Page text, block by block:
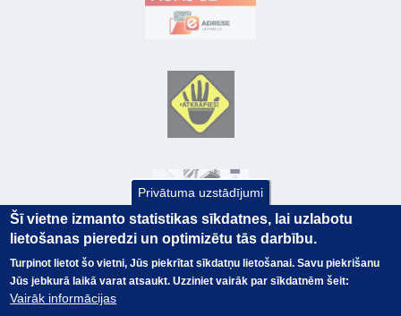
© Valsts kase 2017
Visas tiesības
EK GRĀMATVEDĪBAS KURSS
Privātuma uzstādījumi
Šī vietne izmanto statistikas sīkdatnes, lai uzlabotu
lietošanas pieredzi un optimizētu tās darbību.
Turpinot lietot šo vietni, Jūs piekrītat sīkdatņu lietošanai. Savu piekrišanu
Jūs jebkurā laikā varat atsaukt. Uzziniet vairāk par sīkdatnēm šeit:
Vairāk informācijas